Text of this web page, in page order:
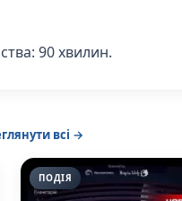
: 90 хвилин.
всі →
ПОДІЯ